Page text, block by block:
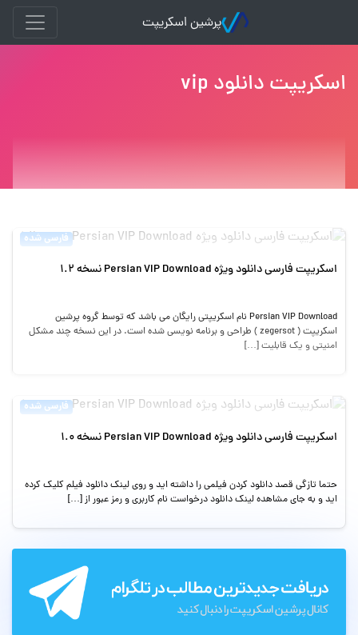
پرشین اسکریپت
اسکریپت دانلود vip
فارسی شده
اسکریپت فارسی دانلود ویژه Persian VIP Download نسخه 1.2
Persian VIP Download نام اسکریپتی رایگان می باشد که توسط گروه پرشین
اسکریپت ( zegersot ) طراحی و برنامه نویسی شده است. در این نسخه چند مشکل
امنیتی و یک قابلیت […]
فارسی شده
اسکریپت فارسی دانلود ویژه Persian VIP Download نسخه 1.0
حتما تازگی قصد دانلود کردن فیلمی را داشته اید و روی لینک دانلود فیلم کلیک کرده
اید و به جای مشاهده لینک دانلود درخواست نام کاربری و رمز عبور از […]